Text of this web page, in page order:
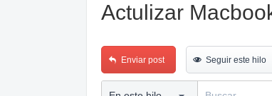
Actulizar
Enviar post Seguir este hilo